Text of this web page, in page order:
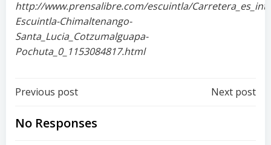
http://www.prensalibre.com/escuintla/
Escuintla-Chimaltenango-
Santa_Lucia_Cotzumalguapa-
Pochuta_0_1153084817.html
Post
navigation
Previous post Next post
No Responses